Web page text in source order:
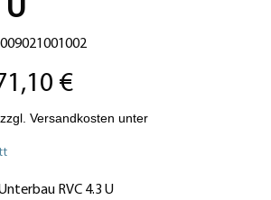
U
€Sale-
Preis
RVC 4.3 U